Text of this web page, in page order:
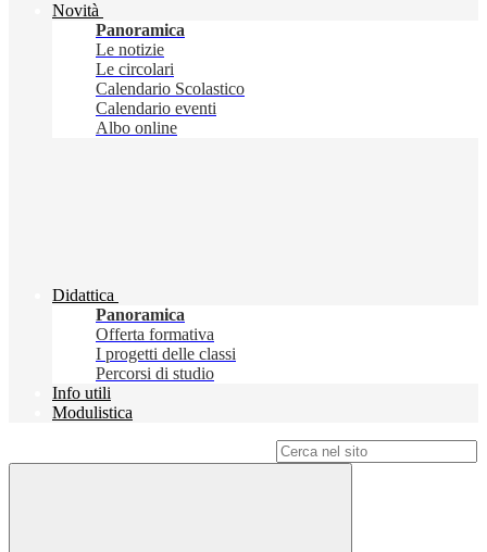
Novità
Panoramica
Le notizie
Le circolari
Calendario Scolastico
Calendario eventi
Albo online
Didattica
Panoramica
Offerta formativa
I progetti delle classi
Percorsi di studio
Info utili
Modulistica